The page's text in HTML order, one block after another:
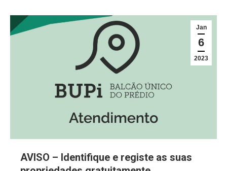
Jan
6
2023
AVISO – Identifique e registe as suas